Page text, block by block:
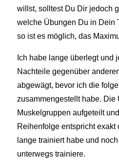
willst, solltest Du Dir jedoch
welche Übungen Du in Dein
so ist es möglich, das
Ich habe lange überlegt und
Nachteile gegenüber
abgewägt, bevor ich die
zusammengestellt habe. Die
Muskelgruppen aufgeteilt
Reihenfolge entspricht exakt
lange trainiert habe und
unterwegs trainiere.